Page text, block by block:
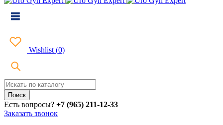
Wishlist (0)
Есть вопросы? +7 (965) 211-12-33
Заказать звонок